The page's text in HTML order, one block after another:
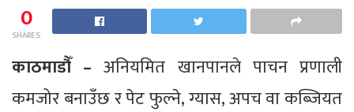
0
SHARES
काठमाडौँ – अनियमित खानपानले पाचन प्रणाली
कमजोर बनाउँछ र पेट फुल्ने, ग्यास, अपच वा कब्जियत